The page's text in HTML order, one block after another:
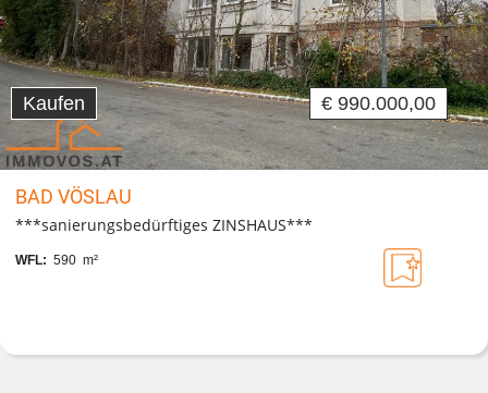
Kaufen € 990.000,00
BAD VÖSLAU
***sanierungsbedürftiges ZINSHAUS***
WFL: 590 m²